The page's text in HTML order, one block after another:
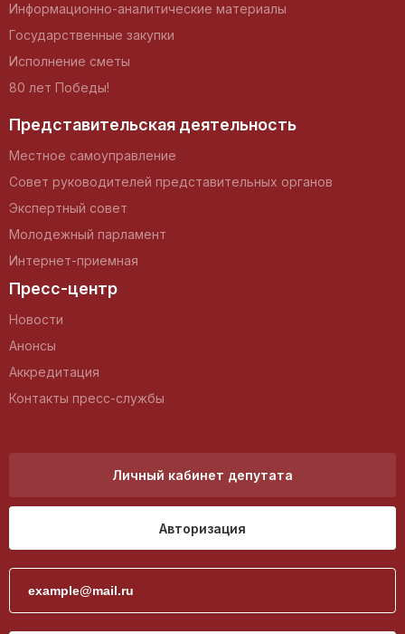
Информационно-аналитические материалы
Государственные закупки
Исполнение сметы
80 лет Победы!
Представительская деятельность
Местное самоуправление
Совет руководителей представительных органов
Экспертный совет
Молодежный парламент
Интернет-приемная
Пресс-центр
Новости
Анонсы
Аккредитация
Контакты пресс-службы
Личный кабинет депутата
Авторизация